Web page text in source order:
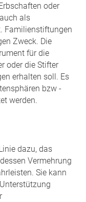
oder
als
Familienstiftungen
Zweck. Die
für die
oder die Stifter
erhalten soll. Es
bzw -
werden.
dazu, das
Vermehrung
Sie kann